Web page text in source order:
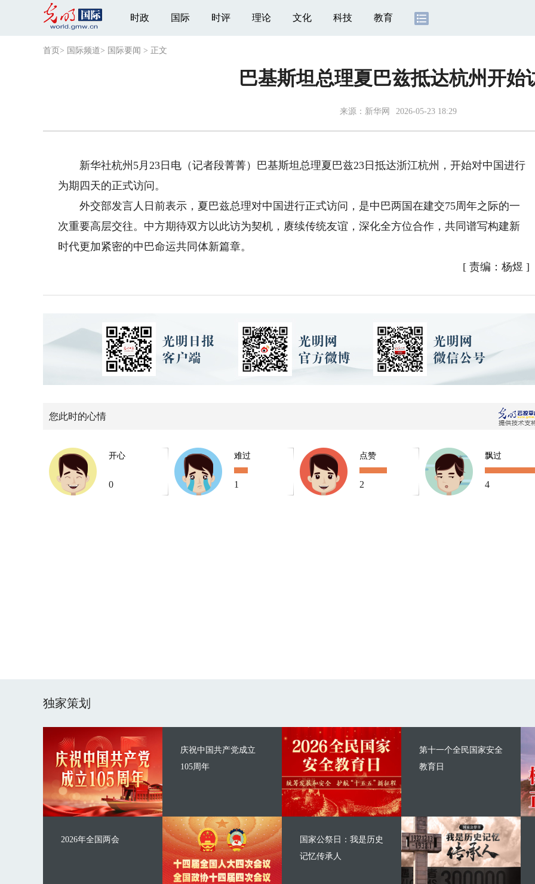
时政 国际 时评 理论 文化 科技 教育
首页 > 国际频道> 国际要闻 > 正文
巴基斯坦总理夏巴兹抵达杭州开始
来源： 新华网 2026-05-23 18:29
新华社杭州5月23日电（记者段菁菁）巴基斯坦总理夏巴兹23日抵达浙江杭州，开始对中国进行
为期四天的正式访问。
外交部发言人日前表示，夏巴兹总理对中国进行正式访问，是中巴两国在建交75周年之际的一
次重要高层交往。中方期待双方以此访为契机，赓续传统友谊，深化全方位合作，共同谱写构建新
时代更加紧密的中巴命运共同体新篇章。
[ 责编：杨煜 ]
您此时的心情
开心
0
难过
1
点赞
2
飘过
4
独家策划
庆祝中国共产党成立
105周年
2026年全国两会
第十一个全民国家安全
教育日
国家公祭日：我是历史
记忆传承人